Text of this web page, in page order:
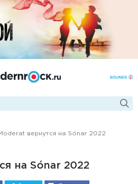
вернутся на Sónar 2022
на Sónar 2022